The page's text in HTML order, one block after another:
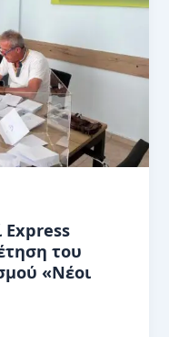
Express
του
«Νέοι